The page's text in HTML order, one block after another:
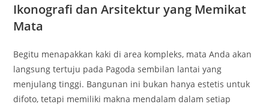
Ikonografi dan Arsitektur yang Memikat
Mata
Begitu menapakkan kaki di area kompleks, mata Anda akan
langsung tertuju pada Pagoda sembilan lantai yang
menjulang tinggi. Bangunan ini bukan hanya estetis untuk
difoto, tetapi memiliki makna mendalam dalam setiap